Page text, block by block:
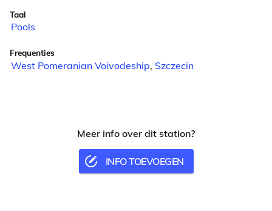
Taal
Pools
Frequenties
West Pomeranian Voivodeship, Szczecin
Meer info over dit station?
INFO TOEVOEGEN